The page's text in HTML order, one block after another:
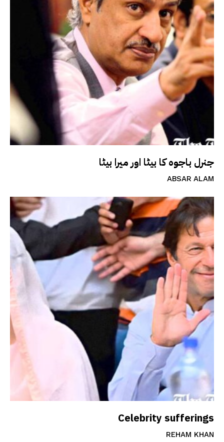
جنرل باجوہ کا بیٹا اور میرا بیٹا
ABSAR ALAM
Celebrity sufferings
REHAM KHAN